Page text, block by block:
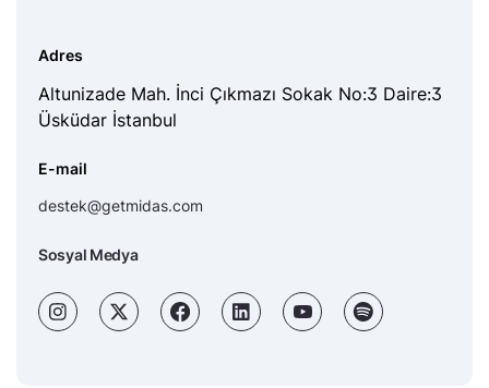
Adres
Altunizade Mah. İnci Çıkmazı Sokak No:3 Daire:3
Üsküdar İstanbul
E-mail
destek@getmidas.com
Sosyal Medya